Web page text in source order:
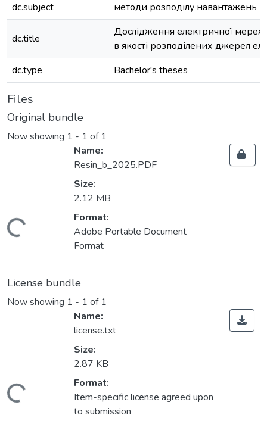
dc.subject
методи розподілу навантажень
dc.title
Дослідження електричної
в якості розподілених джерел
dc.type
Bachelor's theses
Files
Original bundle
Now showing 1 - 1 of 1
Loading...
Name:
Resin_b_2025.PDF
Size:
2.12 MB
Format:
Adobe Portable Document
Format
License bundle
Now showing 1 - 1 of 1
Loading...
Name:
license.txt
Size:
2.87 KB
Format:
Item-specific license agreed upon
to submission